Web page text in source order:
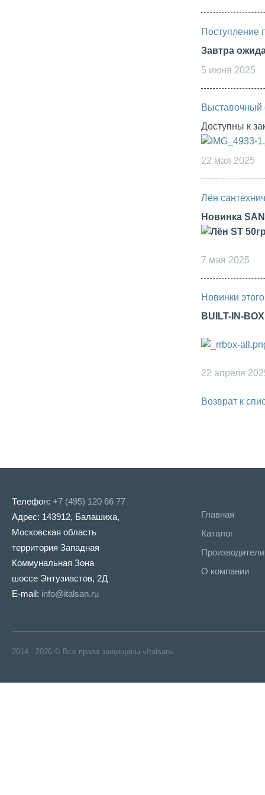
Поступление
Завтра
5 июня 2025
Выставочный
Доступны к
22 мая 2025
Лён
Новинка
7 мая 2025
Новинки
BUILT-IN-
22 апреля
Возврат к
Телефон: +7 (495) 120 66 77
Адрес: 143912, Балашиха,
Московская область
территория Западная
Коммунальная Зона
шоссе Энтузиастов, 2Д
E-mail: info@italsan.ru
Главная
Каталог
Производители
О компании
2014 - 2026 © Все права защищены «Italsan»